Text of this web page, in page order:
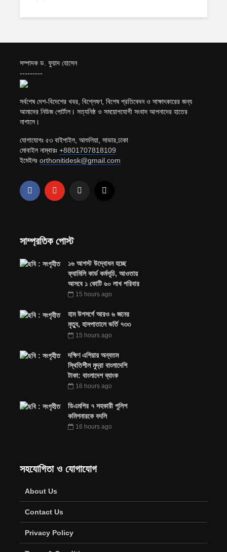
সম্পাদক ড. ফুয়াদ হোসেন
---------
সর্বশেষ দেশ-বিদেশের খবর, বিশ্লেষণ, বিশেষ প্রতিবেদন ও সাক্ষাৎকারের জন্য
আমাদের নিউজ পোর্টাল। সত্যনিষ্ঠ ও সময়োপযোগী সংবাদ আপনাদের হাতের
নাগালে।
যোগাযোগঃ ৫৩ বাইপাইল, আশুলিয়া, সাভার,ঢাকা
মোবাইল নাম্বারঃ +8801707818109
ইমেইলঃ orthonitidesk@gmail.com
সাম্প্রতিক পোস্ট
১৬ আগস্ট উদ্বোধন হচ্ছে
ফ্যামিলি কার্ড কর্মসূচি, আওতায়
আসবে ১ কোটি ৬০ লাখ পরিবার
15 hours ago
হাম উপসর্গে আরও ৬ জনের
মৃত্যু, হাসপাতালে ভর্তি ৭৩৩
15 hours ago
দক্ষিণ এশিয়ায় অন্যতম
স্থিতিশীল মুদ্রা বাংলাদেশি
টাকা: বাংলাদেশ ব্যাংক
16 hours ago
ডিএমপির ৭ সহকারী পুলিশ
কমিশনারকে বদলি
16 hours ago
সহযোগিতা ও যোগাযোগ
About Us
Contact Us
Privacy Policy